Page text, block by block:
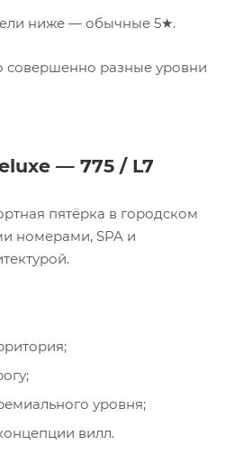
ниже — обычные 5★.
совершенно разные уровни
— 775 / L7
пятёрка в городском
номерами, SPA и
уровня;
вилл.